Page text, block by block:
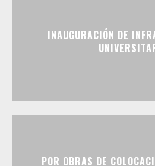
INAUGURACIÓN DE
POR OBRAS DE